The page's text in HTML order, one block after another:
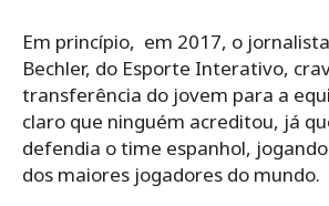
Em princípio, em 2017, o
Bechler, do Esporte Interativo,
transferência do jovem para a
claro que ninguém acreditou, já
defendia o time espanhol,
dos maiores jogadores do mundo.